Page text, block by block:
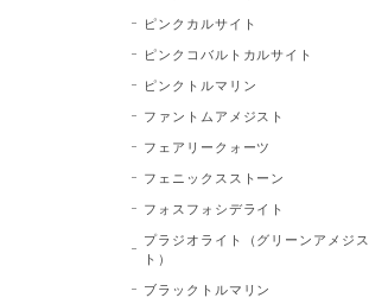
ピンクカルサイト
ピンクコバルトカルサイト
ピンクトルマリン
ファントムアメジスト
フェアリークォーツ
フェニックスストーン
フォスフォシデライト
プラジオライト（グリーンアメジス
ト）
ブラックトルマリン